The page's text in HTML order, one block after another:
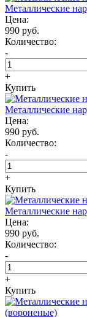
Металлические
Цена:
990 руб.
Количество:
-
+
Купить
Металлические
Цена:
990 руб.
Количество:
-
+
Купить
Металлические
Цена:
990 руб.
Количество:
-
+
Купить